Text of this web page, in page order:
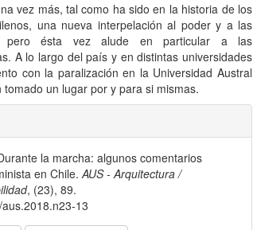
vez más, tal como ha sido en la historia de los
una nueva interpelación al poder y a las
pero ésta vez alude en particular a las
A lo largo del país y en distintas universidades
con la paralización en la Universidad Austral
un lugar por y para si mismas.
la marcha: algunos comentarios
en Chile.AUS - Arquitectura /
, (23), 89.
13